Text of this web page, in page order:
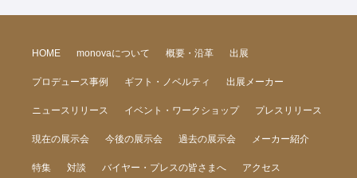
HOME monovaについて 概要・沿革 出展
プロデュース事例 ギフト・ノベルティ 出展メーカー
ニュースリリース イベント・ワークショップ プレスリリース
現在の展示会 今後の展示会 過去の展示会 メーカー紹介
特集 対談 バイヤー・プレスの皆さまへ アクセス